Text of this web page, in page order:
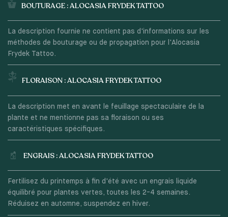
BOUTURAGE : ALOCASIA FRYDEK TATTOO
La description fournie ne contient pas d'informations sur les
méthodes de bouturage ou de propagation pour l'Alocasia
Frydek Tattoo.
FLORAISON : ALOCASIA FRYDEK TATTOO
La description met en avant le feuillage spectaculaire de la
plante et ne mentionne pas sa floraison ou ses
caractéristiques spécifiques.
ENGRAIS : ALOCASIA FRYDEK TATTOO
Fertilisez du printemps à fin d'été avec un engrais liquide
équilibré pour plantes vertes, toutes les 2-4 semaines.
Réduisez en automne, suspendez en hiver.